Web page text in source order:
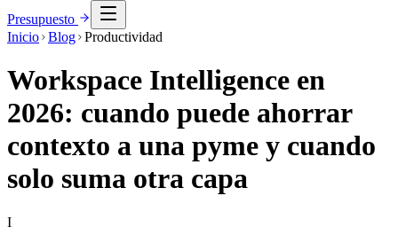
Presupuesto
Inicio Blog Productividad
Workspace Intelligence en
2026: cuando puede ahorrar
contexto a una pyme y cuando
solo suma otra capa
I